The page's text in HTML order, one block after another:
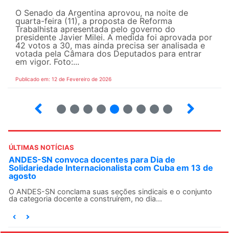
O Senado da Argentina aprovou, na noite de
quarta-feira (11), a proposta de Reforma
Trabalhista apresentada pelo governo do
presidente Javier Milei. A medida foi aprovada por
42 votos a 30, mas ainda precisa ser analisada e
votada pela Câmara dos Deputados para entrar
em vigor. Foto:...
Publicado em: 12 de Fevereiro de 2026
ÚLTIMAS NOTÍCIAS
ANDES-SN convoca docentes para Dia de
Solidariedade Internacionalista com Cuba em 13 de
agosto
O ANDES-SN conclama suas seções sindicais e o conjunto
da categoria docente a construírem, no dia...